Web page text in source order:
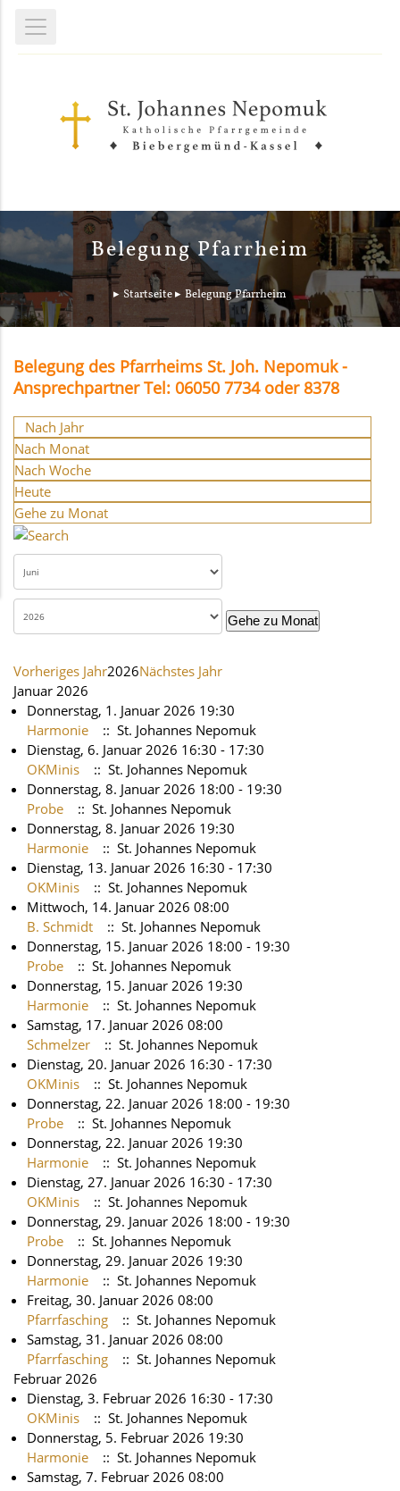
Belegung Pfarrheim
Startseite Belegung Pfarrheim
Belegung des Pfarrheims St. Joh. Nepomuk -
Ansprechpartner Tel: 06050 7734 oder 8378
Nach Jahr
Nach Monat
Nach Woche
Heute
Gehe zu Monat
Gehe zu Monat
Vorheriges Jahr2026Nächstes Jahr
Januar 2026
Donnerstag, 1. Januar 2026 19:30
Harmonie
:: St. Johannes Nepomuk
Dienstag, 6. Januar 2026 16:30 - 17:30
OKMinis
:: St. Johannes Nepomuk
Donnerstag, 8. Januar 2026 18:00 - 19:30
Probe
:: St. Johannes Nepomuk
Donnerstag, 8. Januar 2026 19:30
Harmonie
:: St. Johannes Nepomuk
Dienstag, 13. Januar 2026 16:30 - 17:30
OKMinis
:: St. Johannes Nepomuk
Mittwoch, 14. Januar 2026 08:00
B. Schmidt
:: St. Johannes Nepomuk
Donnerstag, 15. Januar 2026 18:00 - 19:30
Probe
:: St. Johannes Nepomuk
Donnerstag, 15. Januar 2026 19:30
Harmonie
:: St. Johannes Nepomuk
Samstag, 17. Januar 2026 08:00
Schmelzer
:: St. Johannes Nepomuk
Dienstag, 20. Januar 2026 16:30 - 17:30
OKMinis
:: St. Johannes Nepomuk
Donnerstag, 22. Januar 2026 18:00 - 19:30
Probe
:: St. Johannes Nepomuk
Donnerstag, 22. Januar 2026 19:30
Harmonie
:: St. Johannes Nepomuk
Dienstag, 27. Januar 2026 16:30 - 17:30
OKMinis
:: St. Johannes Nepomuk
Donnerstag, 29. Januar 2026 18:00 - 19:30
Probe
:: St. Johannes Nepomuk
Donnerstag, 29. Januar 2026 19:30
Harmonie
:: St. Johannes Nepomuk
Freitag, 30. Januar 2026 08:00
Pfarrfasching
:: St. Johannes Nepomuk
Samstag, 31. Januar 2026 08:00
Pfarrfasching
:: St. Johannes Nepomuk
Februar 2026
Dienstag, 3. Februar 2026 16:30 - 17:30
OKMinis
:: St. Johannes Nepomuk
Donnerstag, 5. Februar 2026 19:30
Harmonie
:: St. Johannes Nepomuk
Samstag, 7. Februar 2026 08:00